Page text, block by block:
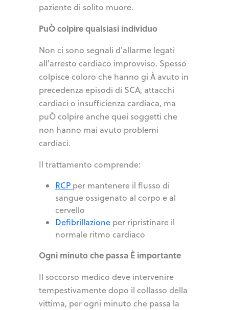
paziente di solito muore.
PuÒ colpire qualsiasi individuo
Non ci sono segnali d'allarme legati
all'arresto cardiaco improvviso. Spesso
colpisce coloro che hanno gi À avuto in
precedenza episodi di SCA, attacchi
cardiaci o insufficienza cardiaca, ma
puÒ colpire anche quei soggetti che
non hanno mai avuto problemi
cardiaci.
Il trattamento comprende:
RCP per mantenere il flusso di
sangue ossigenato al corpo e al
cervello
Defibrillazione per ripristinare il
normale ritmo cardiaco
Ogni minuto che passa È importante
Il soccorso medico deve intervenire
tempestivamente dopo il collasso della
vittima, per ogni minuto che passa la